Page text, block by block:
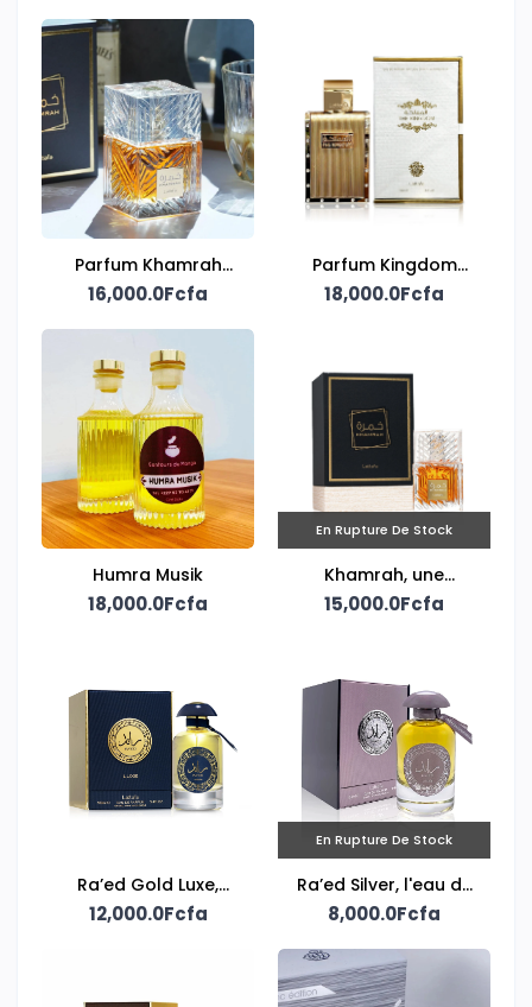
Parfum Khamrah
Lattafa
16,000.0Fcfa
Parfum Kingdom
Homme
18,000.0Fcfa
Humra Musik
18,000.0Fcfa
En Rupture De Stock
Khamrah, une
création unisexe
15,000.0Fcfa
Ra’ed Gold Luxe,
Lattafa unisex eau de
12,000.0Fcfa
En Rupture De Stock
Ra’ed Silver, l'eau de
parfum mixte Lattafa
8,000.0Fcfa